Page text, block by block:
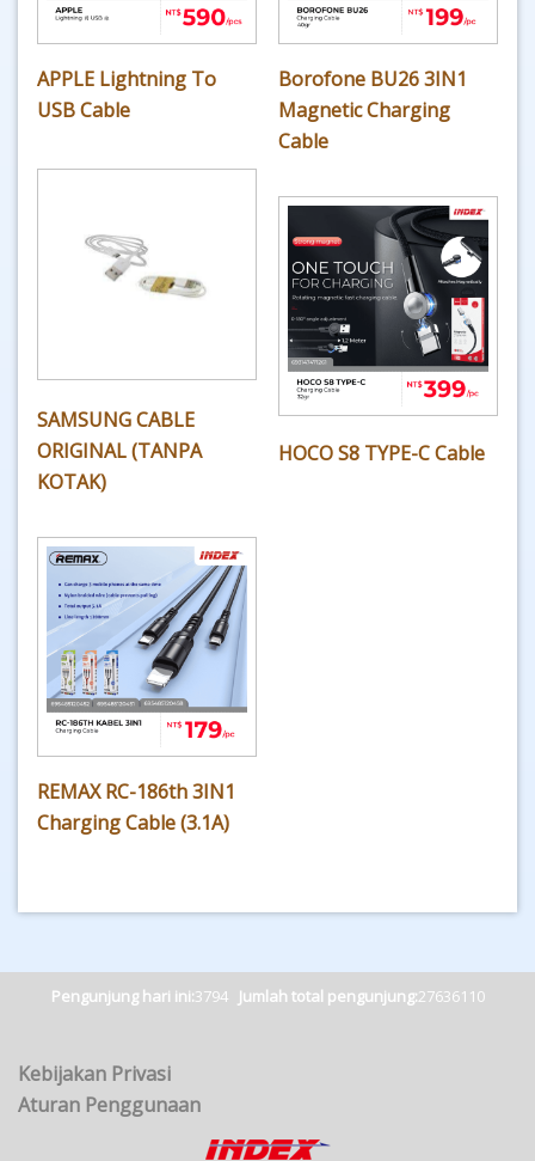
APPLE Lightning To
USB Cable
Borofone BU26 3IN1
Magnetic Charging
Cable
SAMSUNG CABLE
ORIGINAL (TANPA
KOTAK)
HOCO S8 TYPE-C Cable
REMAX RC-186th 3IN1
Charging Cable (3.1A)
Pengunjung hari ini:3794 Jumlah total pengunjung:27636110
Kebijakan Privasi
Aturan Penggunaan